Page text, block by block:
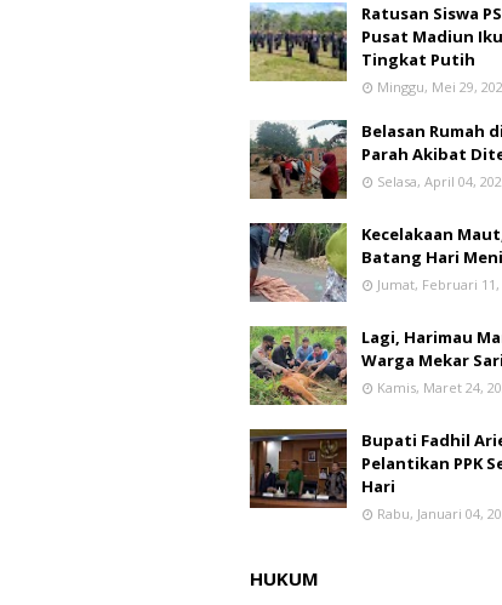
Ratusan Siswa
Pusat Madiun
Tingkat Putih
Minggu, Mei 29,
Belasan Rumah
Parah Akibat
Selasa, April 04,
Kecelakaan
Batang Hari
Jumat, Februari 11,
Lagi, Harimau
Warga Mekar
Kamis, Maret 24,
Bupati Fadhil
Pelantikan PPK
Hari
Rabu, Januari 04,
HUKUM